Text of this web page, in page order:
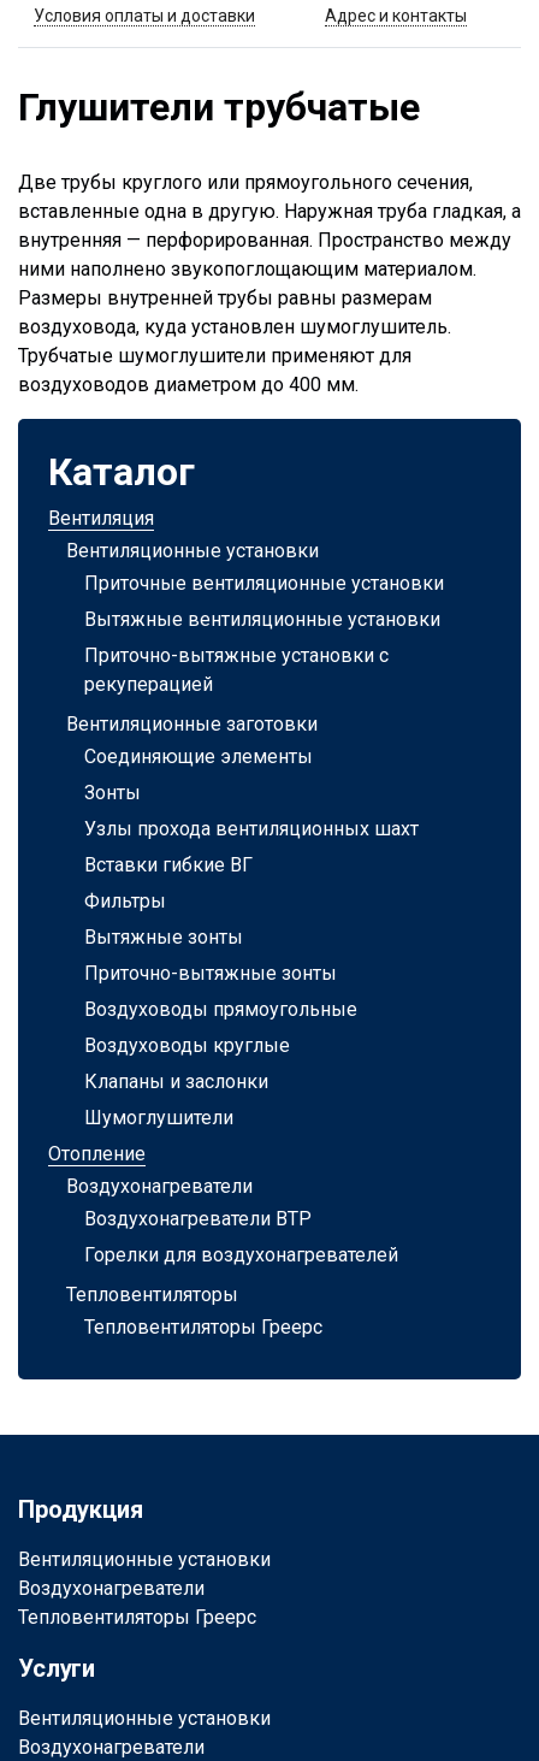
Условия оплаты и доставки Адрес и контакты
Глушители трубчатые
Две трубы круглого или прямоугольного сечения,
вставленные одна в другую. Наружная труба гладкая, а
внутренняя — перфорированная. Пространство между
ними наполнено звукопоглощающим материалом.
Размеры внутренней трубы равны размерам
воздуховода, куда установлен шумоглушитель.
Трубчатые шумоглушители применяют для
воздуховодов диаметром до 400 мм.
Каталог
Вентиляция
Вентиляционные установки
Приточные вентиляционные установки
Вытяжные вентиляционные установки
Приточно-вытяжные установки с
рекуперацией
Вентиляционные заготовки
Соединяющие элементы
Зонты
Узлы прохода вентиляционных шахт
Вставки гибкие ВГ
Фильтры
Вытяжные зонты
Приточно-вытяжные зонты
Воздуховоды прямоугольные
Воздуховоды круглые
Клапаны и заслонки
Шумоглушители
Отопление
Воздухонагреватели
Воздухонагреватели ВТР
Горелки для воздухонагревателей
Тепловентиляторы
Тепловентиляторы Греерс
Продукция
Вентиляционные установки
Воздухонагреватели
Тепловентиляторы Греерс
Услуги
Вентиляционные установки
Воздухонагреватели